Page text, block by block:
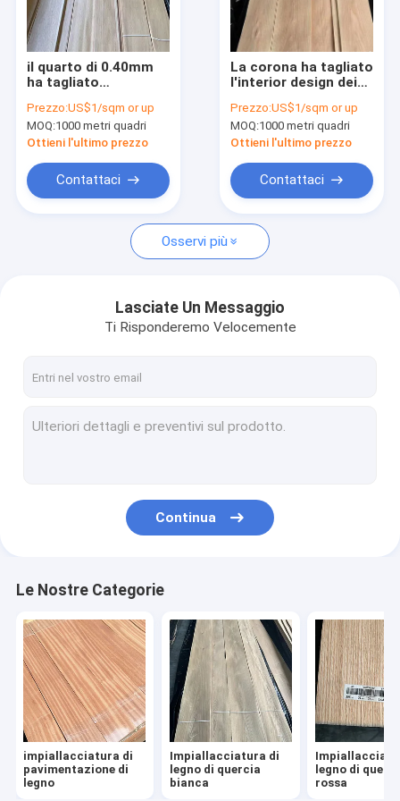
Giro della fabbrica
Controllo di qualità
Notizie
Casi
impiallacciatura di pavimentazione di legno
Impiallacciatura di legno di quercia rossa
Ash Wood Veneer bianco
Impiallacciatura tinta di legno
Fascia di bordo di legno dell'impiallacciatura
Impiallacciatura di legno esotica
il quarto di 0.40mm
ha tagliato
hickory per il grado
del pannello ab del
MDF
Prezzo:US$1/sqm or up
MOQ:1000 metri quadri
Ottieni l'ultimo prezzo
Contattaci
La corona ha tagliato
l'interior design dei
Veneer For Fancy
dell'americano
Prezzo:US$1/sqm or up
MOQ:1000 metri quadri
Ottieni l'ultimo prezzo
Contattaci
Osservi più
Lasciate Un Messaggio
Ti Risponderemo Velocemente
Continua
Le Nostre Categorie
impiallacciatura di
pavimentazione di
legno
Impiallacciatura di
legno di quercia
bianca
legno di
rossa